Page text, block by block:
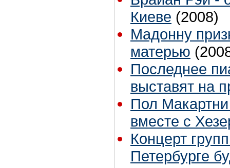
Киеве (2008)
Мадонну
матерью
Последнее
выставят на
Пол
вместе с
Концерт
Петербурге